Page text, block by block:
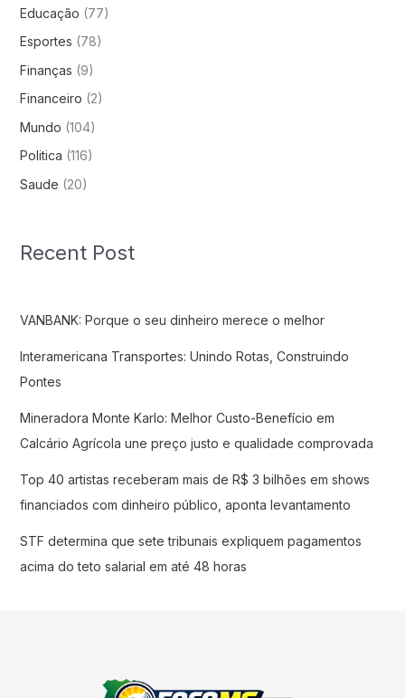
Educação (77)
Esportes (78)
Finanças (9)
Financeiro (2)
Mundo (104)
Politica (116)
Saude (20)
Recent Post
VANBANK: Porque o seu dinheiro merece o melhor
Interamericana Transportes: Unindo Rotas, Construindo
Pontes
Mineradora Monte Karlo: Melhor Custo-Benefício em
Calcário Agrícola une preço justo e qualidade comprovada
Top 40 artistas receberam mais de R$ 3 bilhões em shows
financiados com dinheiro público, aponta levantamento
STF determina que sete tribunais expliquem pagamentos
acima do teto salarial em até 48 horas